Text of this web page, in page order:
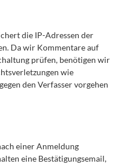
die IP-Adressen der
Da wir Kommentare auf
prüfen, benötigen wir
wie
den Verfasser vorgehen
einer Anmeldung
eine Bestätigungsemail,